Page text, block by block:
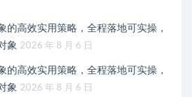
的高效实用策略，全程落地可实操，
象 2026 年 8 月 6 日
的高效实用策略，全程落地可实操，
象 2026 年 8 月 6 日